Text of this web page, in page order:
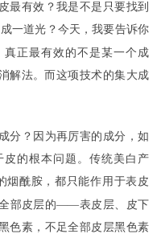
最有效？我是不是只要找到
一道光？今天，我要告诉你
正最有效的不是某一个成
解法。而这项技术的集大成
？因为再厉害的成分，如
的根本问题。传统美白产
烟酰胺，都只能作用于表皮
部皮层的——表皮层、皮下
色素，不足全部皮层黑色素